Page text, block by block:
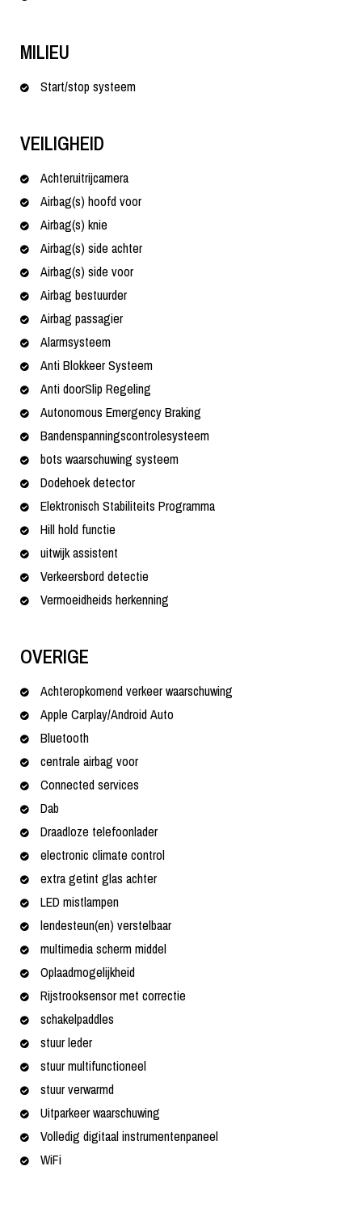
MILIEU
Start/stop systeem
VEILIGHEID
Achteruitrijcamera
Airbag(s) hoofd voor
Airbag(s) knie
Airbag(s) side achter
Airbag(s) side voor
Airbag bestuurder
Airbag passagier
Alarmsysteem
Anti Blokkeer Systeem
Anti doorSlip Regeling
Autonomous Emergency Braking
Bandenspanningscontrolesysteem
bots waarschuwing systeem
Dodehoek detector
Elektronisch Stabiliteits Programma
Hill hold functie
uitwijk assistent
Verkeersbord detectie
Vermoeidheids herkenning
OVERIGE
Achteropkomend verkeer waarschuwing
Apple Carplay/Android Auto
Bluetooth
centrale airbag voor
Connected services
Dab
Draadloze telefoonlader
electronic climate control
extra getint glas achter
LED mistlampen
lendesteun(en) verstelbaar
multimedia scherm middel
Oplaadmogelijkheid
Rijstrooksensor met correctie
schakelpaddles
stuur leder
stuur multifunctioneel
stuur verwarmd
Uitparkeer waarschuwing
Volledig digitaal instrumentenpaneel
WiFi